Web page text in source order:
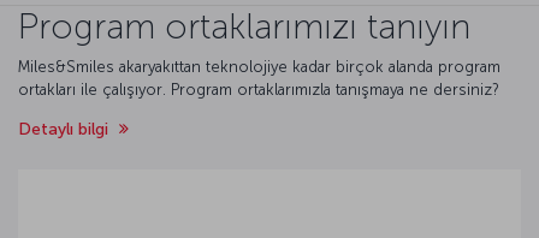
Program ortaklarımızı tanıyın
Miles&Smiles akaryakıttan teknolojiye kadar birçok alanda program
ortakları ile çalışıyor. Program ortaklarımızla tanışmaya ne dersiniz?
Detaylı bilgi